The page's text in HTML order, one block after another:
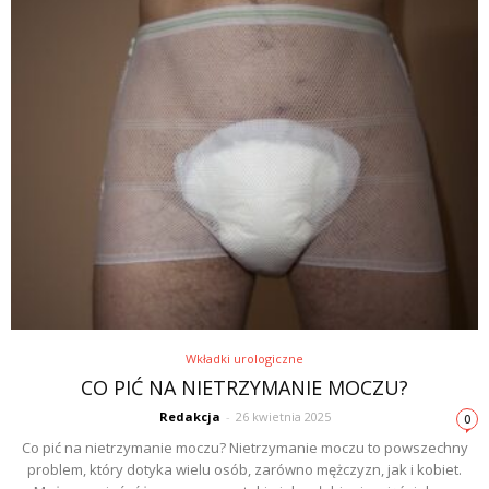
Wkładki urologiczne
CO PIĆ NA NIETRZYMANIE MOCZU?
Redakcja - 26 kwietnia 2025 0
Co pić na nietrzymanie moczu? Nietrzymanie moczu to powszechny
problem, który dotyka wielu osób, zarówno mężczyzn, jak i kobiet.